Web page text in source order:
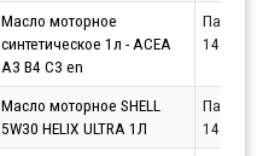
Масло моторное
синтетическое 1л - ACEA
A3 B4 C3 en
Партнёр
Масло моторное SHELL
5W30 HELIX ULTRA 1Л
Партнёр